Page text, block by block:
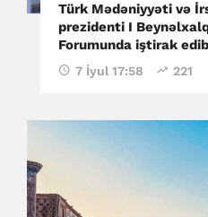
Türk Mədəniyyəti və
prezidenti I
Forumunda iştirak edib
7 İyul 17:58 221